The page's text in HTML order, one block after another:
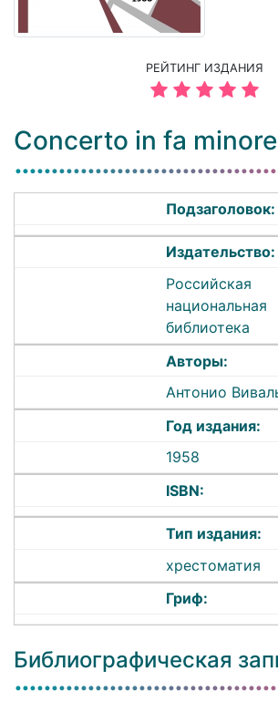
РЕЙТИНГ ИЗДАНИЯ
Concerto in fa
Подзаголовок:
Издательство:
Российская
национальная
библиотека
Авторы:
Антонио
Год издания:
1958
ISBN:
Тип издания:
хрестоматия
Гриф:
Библиографическая